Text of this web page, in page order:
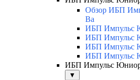
Обзор ИБП
Ва
ИБП Импульс
ИБП Импульс
ИБП Импульс
ИБП Импульс
ИБП Импульс
▼